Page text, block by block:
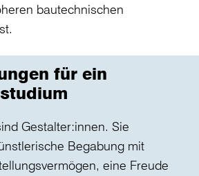
bautechnischen
für ein
Gestalter:innen. Sie
Begabung mit
eine Freude